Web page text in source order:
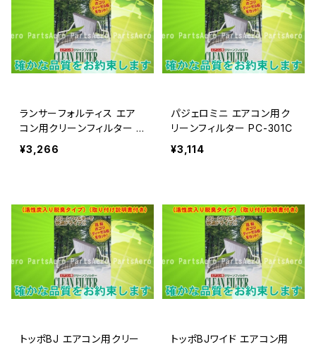
ランサーフォルティス エア
コン用クリーンフィルター P
C-202C
¥3,266
パジェロミニ エアコン用ク
リーンフィルター PC-301C
¥3,114
トッポBJ エアコン用クリー
トッポBJワイド エアコン用